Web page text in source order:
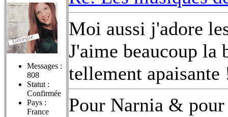
Messages :
808
Statut :
Confirmée
Pays :
France
Moi aussi j'adore
J'aime beaucoup la
tellement apaisante
Pour Narnia &